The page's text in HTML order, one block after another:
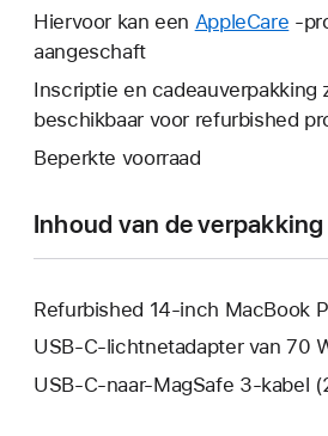
nieuw
venster
geopend.
wordt
nieuw
venster
geopend.
Hiervoor kan een AppleCare
er
een
-
aangeschaft
Inscriptie en cadeauverpakking
beschikbaar voor refurbished
Beperkte voorraad
Inhoud van de verpakking
Refurbished 14-inch MacBook
USB‑C-lichtnetadapter van 70
USB‑C-naar-MagSafe 3-kabel